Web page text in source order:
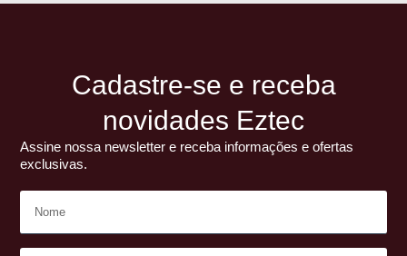
Cadastre-se e receba
novidades Eztec
Assine nossa newsletter e receba informações e ofertas
exclusivas.